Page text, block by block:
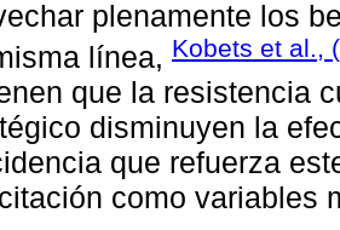
plenamente los
línea, Kobets et al.,
que la resistencia
disminuyen la
que refuerza
como variables